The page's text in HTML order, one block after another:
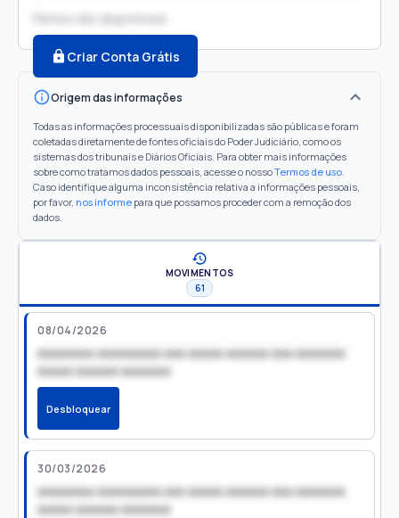
Partes não disponíveis
Criar Conta Grátis
Origem das informações
Todas as informações processuais disponibilizadas são públicas e foram
coletadas diretamente de fontes oficiais do Poder Judiciário, como os
sistemas dos tribunais e Diários Oficiais. Para obter mais informações
sobre como tratamos dados pessoais, acesse o nossoTermos de uso.
Caso identifique alguma inconsistência relativa a informações pessoais,
por favor, nos informe para que possamos proceder com a remoção dos
dados.
MOVIMENTOS
61
08/04/2026
xxxxxxxx xxxxxxxxx xxx xxxxx xxxxxx xxx xxxxxxx
xxxxx xxxxxx xxxxxxx
Desbloquear
30/03/2026
xxxxxxxx xxxxxxxxx xxx xxxxx xxxxxx xxx xxxxxxx
xxxxx xxxxxx xxxxxxx